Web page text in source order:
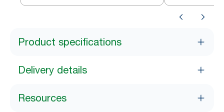
S4
Product specifications
Delivery details
Resources